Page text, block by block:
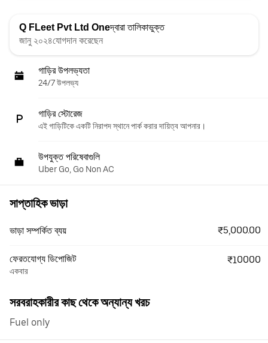
Q FLeet Pvt Ltd Oneদ্বারা তালিকাভুক্ত
জানু ২০২৪যোগদান করেছেন
গাড়ির উপলভ্যতা
24/7 উপলভ্য
গাড়ির স্টোরেজ
এই গাড়িটিকে একটি নিরাপদ স্থানে পার্ক করার দায়িত্ব আপনার।
উপযুক্ত পরিষেবাগুলি
Uber Go, Go Non AC
সাপ্তাহিক ভাড়া
ভাড়া সম্পর্কিত ব্যয় ₹5,000.00
ফেরতযোগ্য ডিপোজিট
একবার
₹10000
সরবরাহকারীর কাছ থেকে অন্যান্য খরচ
Fuel only